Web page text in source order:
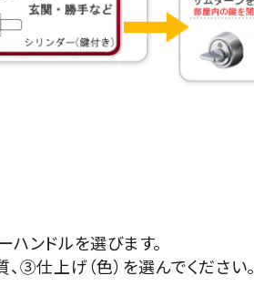
ハンドルを選びます。
③仕上げ（色）を選んでください。